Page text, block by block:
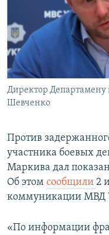
ПОБЕДИТЕЛЕЙ НЕ СУДЯТ?
КРЫМ.НЕПОКОРЕННЫЙ
ELIFBE
УКРАИНСКАЯ ПРОБЛЕМА
ПРИСОЕДИНЯЙТЕСЬ!
Все сайты RFE/RL
Директор
Шевченко
Против
участника боевых
Маркива дал
Об этом сообщили 2
коммуникации МВД
«По информации